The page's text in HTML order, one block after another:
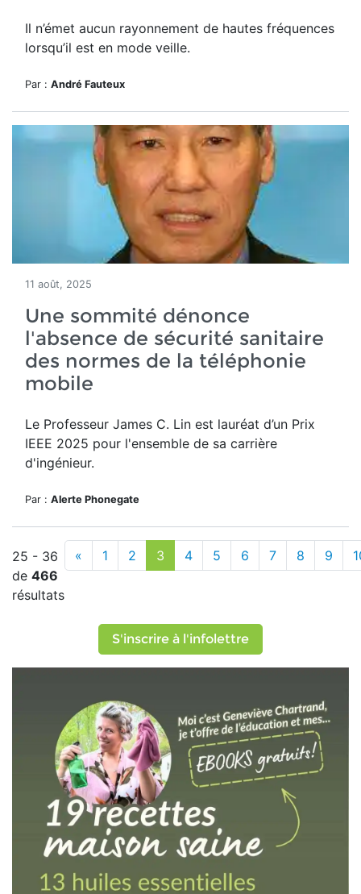
Il n’émet aucun rayonnement de hautes fréquences
lorsqu’il est en mode veille.
Par : André Fauteux
11 août, 2025
Une sommité dénonce
l'absence de sécurité sanitaire
des normes de la téléphonie
mobile
Le Professeur James C. Lin est lauréat d’un Prix
IEEE 2025 pour l'ensemble de sa carrière
d'ingénieur.
Par : Alerte Phonegate
25 - 36
de 466
résultats
« 1 2 3 4 5 6 7 8 9
S'inscrire à l'infolettre